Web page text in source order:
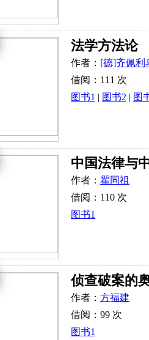
法学方法论
作者： [德]齐佩利
借阅：111 次
图书1 | 图书2 | 图
中国法律与
作者： 瞿同祖
借阅：110 次
图书1
侦查破案的
作者： 方福建
借阅：99 次
图书1